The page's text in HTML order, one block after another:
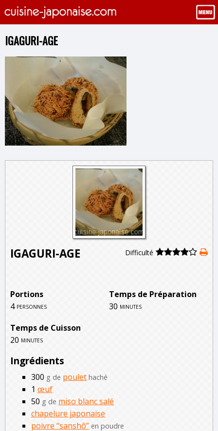
IGAGURI-AGE
IGAGURI-AGE Difficulté
Portions
Temps de Préparation
4 personnes 30 minutes
Temps de Cuisson
20 minutes
Ingrédients
300 g de poulet haché
1 œuf
50 g de miso blanc salé
chapelure japonaise
poivre “sanshô” en poudre